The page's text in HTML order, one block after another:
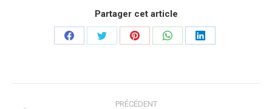
Partager cet article
PartagerPartagerPartagerPartagerPartager
PRÉCÉDENT